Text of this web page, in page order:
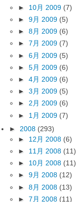
► 10月 2009 (7)
► 9月 2009 (5)
► 8月 2009 (6)
► 7月 2009 (7)
► 6月 2009 (5)
► 5月 2009 (6)
► 4月 2009 (6)
► 3月 2009 (5)
► 2月 2009 (6)
► 1月 2009 (7)
► 2008 (293)
► 12月 2008 (6)
► 11月 2008 (11)
► 10月 2008 (11)
► 9月 2008 (12)
► 8月 2008 (13)
► 7月 2008 (11)